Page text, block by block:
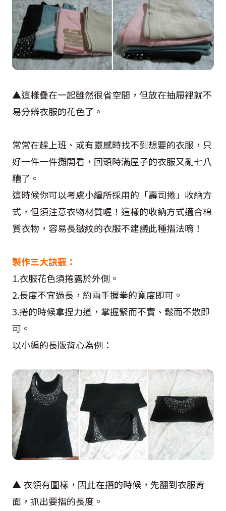
▲這樣疊在一起雖然很省空間，但放在抽屜裡就不
易分辨衣服的花色了。
常常在趕上班、或有靈感時找不到想要的衣服，只
好一件一件攤開看，回頭時滿屋子的衣服又亂七八
糟了。
這時候你可以考慮小編所採用的「壽司捲」收納方
式，但須注意衣物材質喔！這樣的收納方式適合棉
質衣物，容易長皺紋的衣服不建議此種摺法唷！
製作三大訣竅：
1.衣服花色須捲露於外側。
2.長度不宜過長，約兩手握拳的寬度即可。
3.捲的時候拿捏力道，掌握緊而不實、鬆而不散即
可。
以小編的長版背心為例：
▲ 衣領有圖樣，因此在摺的時候，先翻到衣服背
面，抓出要摺的長度。